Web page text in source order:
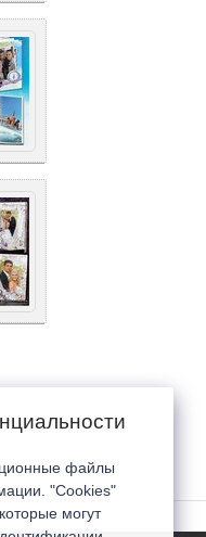
файлы
"Cookies"
могут